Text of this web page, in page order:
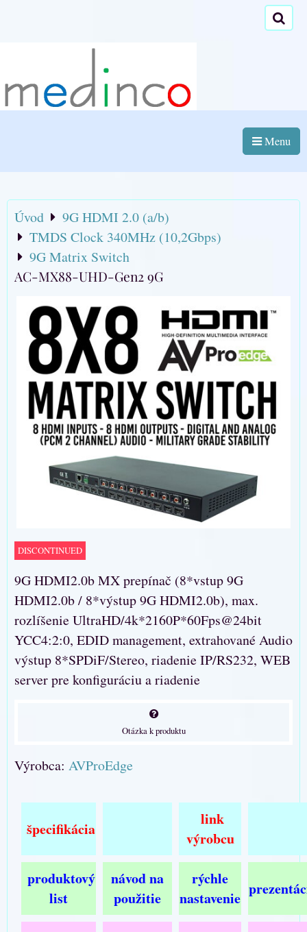
Menu
Úvod
9G HDMI 2.0 (a/b)
TMDS Clock 340MHz (10,2Gbps)
9G Matrix Switch
AC-MX88-UHD-Gen2 9G
DISCONTINUED
9G HDMI2.0b MX prepínač (8*vstup 9G
HDMI2.0b / 8*výstup 9G HDMI2.0b), max.
rozlíšenie UltraHD/4k*2160P*60Fps@24bit
YCC4:2:0, EDID management, extrahované Audio
výstup 8*SPDiF/Stereo, riadenie IP/RS232, WEB
server pre konfiguráciu a riadenie
Otázka k produktu
Výrobca: AVProEdge
špecifikácia
link
výrobcu
produktový
list
návod na
použitie
rýchle
nastavenie